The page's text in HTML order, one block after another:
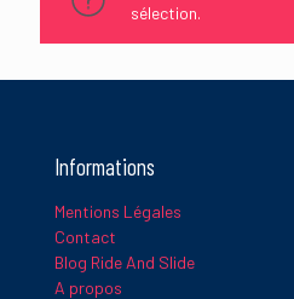
sélection.
Informations
Mentions Légales
Contact
Blog Ride And Slide
A propos